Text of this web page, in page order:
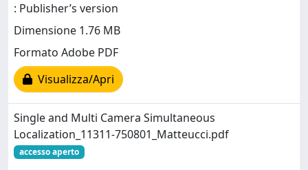
: Publisher’s version
Dimensione 1.76 MB
Formato Adobe PDF
Visualizza/Apri
Single and Multi Camera Simultaneous
Localization_11311-750801_Matteucci.pdf
accesso aperto